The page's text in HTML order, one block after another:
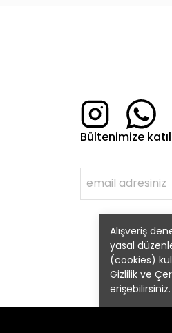
Alışveriş
yasal
(cookies)
Gizlilik ve
erişebilirsiniz.
Bültenimize